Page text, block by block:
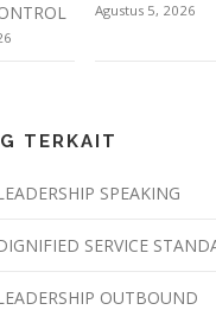
Agustus 5, 2026
TERKAIT
SPEAKING
SERVICE
OUTBOUND